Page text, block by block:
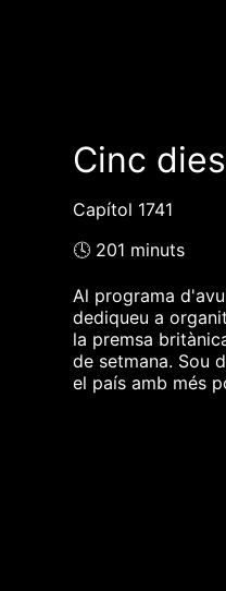
Cinc dies
Capítol 1741
🕓 201 minuts
Al programa
dediqueu a
la premsa
de setmana. Sou
el país amb més